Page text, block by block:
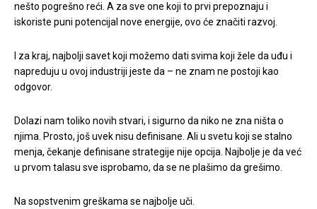
nešto pogrešno reći. A za sve one koji to prvi prepoznaju i
iskoriste puni potencijal nove energije, ovo će značiti razvoj.
I za kraj, najbolji savet koji možemo dati svima koji žele da uđu i
napreduju u ovoj industriji jeste da – ne znam ne postoji kao
odgovor.
Dolazi nam toliko novih stvari, i sigurno da niko ne zna ništa o
njima. Prosto, još uvek nisu definisane. Ali u svetu koji se stalno
menja, čekanje definisane strategije nije opcija. Najbolje je da već
u prvom talasu sve isprobamo, da se ne plašimo da grešimo.
Na sopstvenim greškama se najbolje uči.